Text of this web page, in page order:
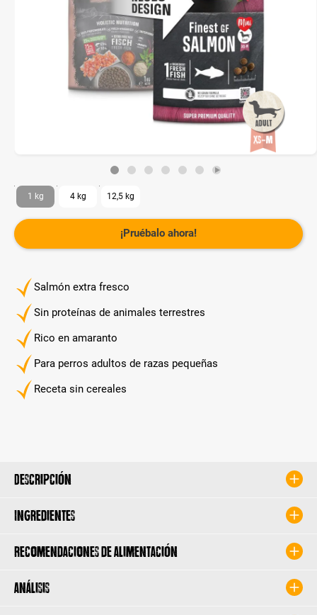
Salmón extra fresco
Sin proteínas de animales terrestres
Rico en amaranto
Para perros adultos de razas pequeñas
Receta sin cereales
1 kg 4 kg 12,5 kg
¡Pruébalo ahora!
Descripción
Ingredientes
Recomendaciones de alimentación
Análisis